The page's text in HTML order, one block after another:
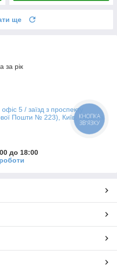
ще
за рік
5 / заїзд з проспекту
Пошти № 223), Київ, Україна
до 18:00
КНОПКА
ЗВ'ЯЗКУ